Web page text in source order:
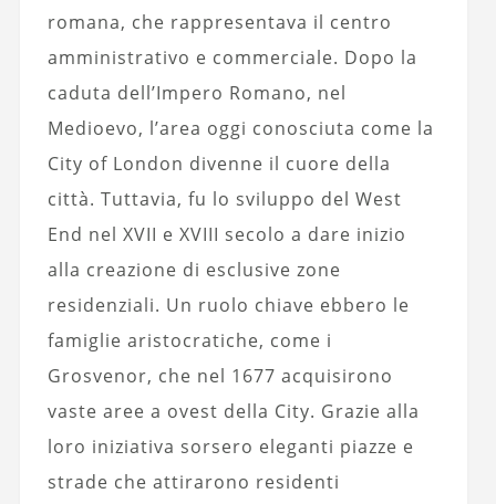
romana, che rappresentava il centro
amministrativo e commerciale. Dopo la
caduta dell’Impero Romano, nel
Medioevo, l’area oggi conosciuta come la
City of London divenne il cuore della
città. Tuttavia, fu lo sviluppo del West
End nel XVII e XVIII secolo a dare inizio
alla creazione di esclusive zone
residenziali. Un ruolo chiave ebbero le
famiglie aristocratiche, come i
Grosvenor, che nel 1677 acquisirono
vaste aree a ovest della City. Grazie alla
loro iniziativa sorsero eleganti piazze e
strade che attirarono residenti